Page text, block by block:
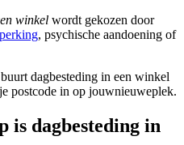
winkel wordt gekozen door
, psychische aandoening of
dagbesteding in een winkel
postcode in op jouwnieuweplek.
is dagbesteding in